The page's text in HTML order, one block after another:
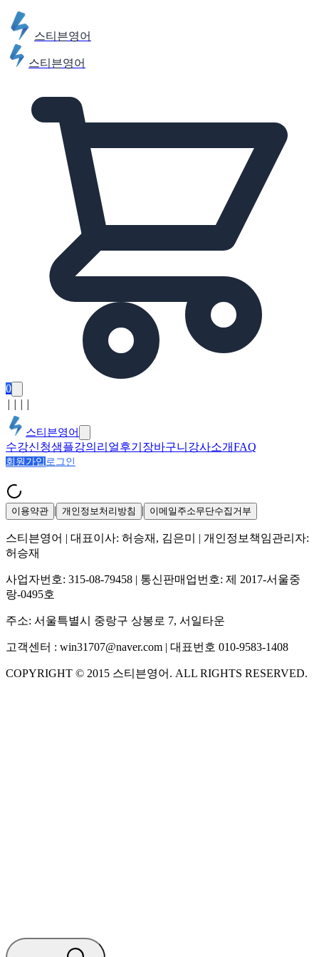
스티븐영어
스티븐영어
0
스티븐영어
수강신청샘플강의 리얼후기 장바구니 강사소개FAQ
회원가입 로그인
이용약관 | 개인정보처리방침 | 이메일주소무단수집거부
스티븐영어 | 대표이사: 허승재, 김은미
| 개인정보책임관리자:
허승재
사업자번호: 315-08-79458 | 통신판매업번호: 제 2017-서울중
랑-0495호
주소: 서울특별시 중랑구 상봉로 7, 서일타운
고객센터 : win31707@naver.com | 대표번호 010-9583-1408
COPYRIGHT © 2015 스티븐영어 . ALL RIGHTS RESERVED.